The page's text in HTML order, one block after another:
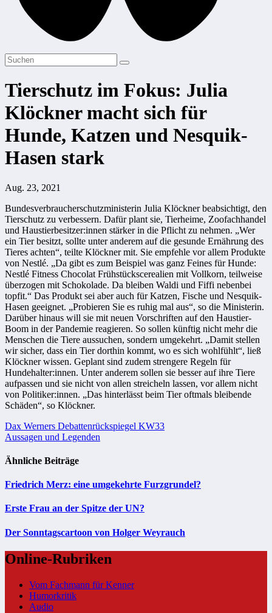
Tierschutz im Fokus: Julia
Klöckner macht sich für
Hunde, Katzen und Nesquik-
Hasen stark
Aug. 23, 2021
Bundesverbraucherschutzministerin Julia Klöckner beabsichtigt, den
Tierschutz zu verbessern. Dafür plant sie, Tierheime, Zoofachhandel
und Haustierbesitzer:innen stärker in die Pflicht zu nehmen. „Wer
ein Tier besitzt, sollte unter anderem auf die gesunde Ernährung des
Tieres achten“, teilte Klöckner mit. Sie empfehle vor allem Produkte
von Nestlé. „Da gibt es zum Beispiel was ganz Feines für Hunde:
Nestlé Fitness Chocolat Frühstückscerealien mit Vollkorn, teilweise
überzogen mit Schokolade. Da bleiben Waldi und Fiffi nebenbei
topfit.“ Das Produkt sei aber auch für Katzen, Fische und Nesquik-
Hasen geeignet. „Probieren Sie es ruhig mal aus“, so die Ministerin.
Darüber hinaus will sie mit neuen Vorschriften auf den Haustier-
Boom in der Pandemie reagieren. So sollen künftig nicht mehr die
Menschen die Tiere aussuchen, sondern umgekehrt. „Damit stellen
wir sicher, dass ein Tier dorthin kommt, wo es sich wohlfühlt“, ließ
Klöckner wissen. Geplant sind zudem strengere Regeln für
Hundehalter:innen. Unter anderem sollen sie besser auf ihre Tiere
aufpassen und sie nicht von allen streicheln lassen, vor allem nicht
von Politiker:innen. „Das hinterlässt beim Tier oftmals bleibende
Schäden“, so Klöckner.
Beitragsnavigation
Dax Werners Debattenrückspiegel KW33
Aussagen und Legenden
Ähnliche Beiträge
Friedrich Merz: eine umgekehrte Furzgrundel?
Erste Frau an der Spitze der UN?
Der Sonntagscartoon von Holger Weyrauch
Online-Rubriken
Vom Fachmann für Kenner
Humorkritik
Audio